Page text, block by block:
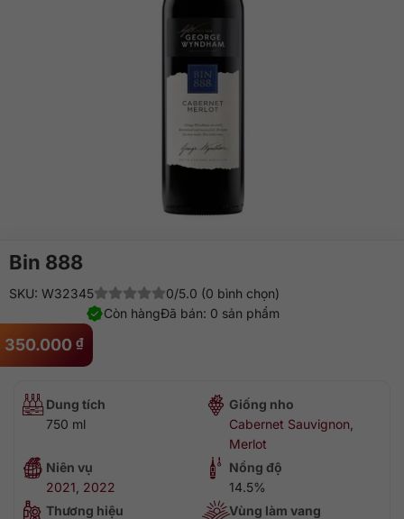
Bin 888
350.000 ₫
SKU: W32345
0/5.0 (0 bình chọn)
Đã bán: 0 sản phẩm
Còn hàng
Dung tích
750 ml
Giống nho
Cabernet Sauvignon
Merlot
Niên vụ
2021 2022
Nồng độ
14.5%
Thương hiệu
Vùng làm vang